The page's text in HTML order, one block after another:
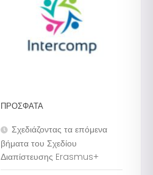
ΠΡΌΣΦΑΤΑ
Σχεδιάζοντας τα επόμενα
βήματα του Σχεδίου
Διαπίστευσης Erasmus+